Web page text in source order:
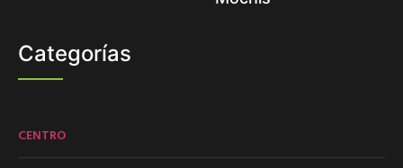
Categorías
CENTRO